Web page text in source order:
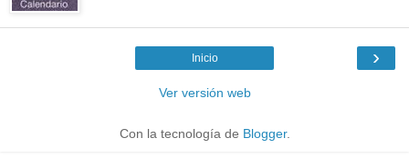
›
Inicio
Ver versión web
Con la tecnología de Blogger.